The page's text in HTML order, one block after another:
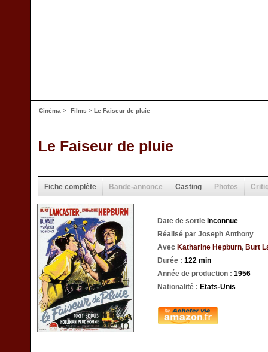
Cinéma > Films > Le Faiseur de pluie
Le Faiseur de pluie
Fiche complète Bande-annonce Casting Photos
Date de sortie inconnue
Réalisé par Joseph Anthony
Avec Katharine Hepburn, Burt
Durée : 122 min
Année de production : 1956
Nationalité : Etats-Unis